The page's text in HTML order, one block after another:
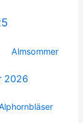
Almsommer
2026